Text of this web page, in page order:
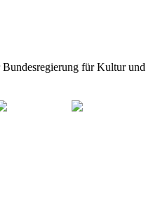
für Kultur und